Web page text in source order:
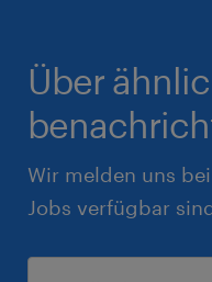
Über
Wir melden uns
Jobs verfügbar